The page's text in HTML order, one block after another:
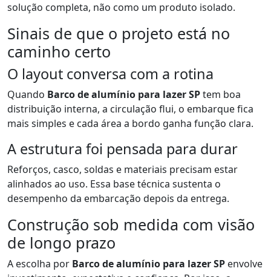
solução completa, não como um produto isolado.
Sinais de que o projeto está no
caminho certo
O layout conversa com a rotina
Quando Barco de alumínio para lazer SPtem boa
distribuição interna, a circulação flui, o embarque fica
mais simples e cada área a bordo ganha função clara.
A estrutura foi pensada para durar
Reforços, casco, soldas e materiais precisam estar
alinhados ao uso. Essa base técnica sustenta o
desempenho da embarcação depois da entrega.
Construção sob medida com visão
de longo prazo
A escolha por Barco de alumínio para lazer SP envolve